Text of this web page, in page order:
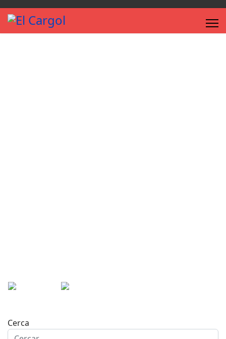
Cerca